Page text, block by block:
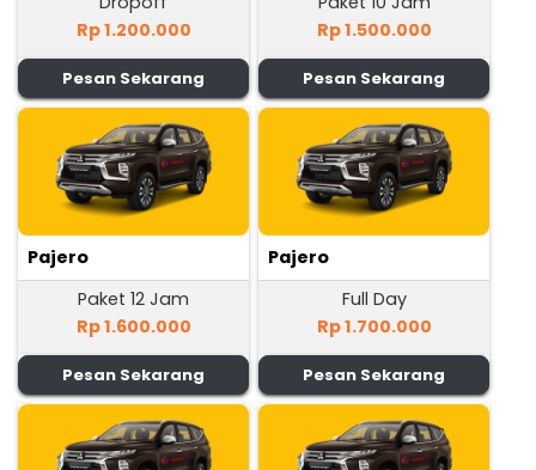
Rp 1.200.000
Pesan Sekarang
Rp 1.500.000
Pesan Sekarang
Pajero
Paket 12 Jam
Rp 1.600.000
Pesan Sekarang
Pajero
Full Day
Rp 1.700.000
Pesan Sekarang